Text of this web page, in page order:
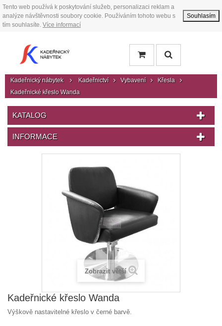
Tento web používá k poskytování služeb, personalizaci reklam a
analýze návštěvnosti soubory cookie. Používáním tohoto webu s
tím souhlasíte. Více informací
Souhlasím
Kadeřnický nábytek Kadeřnictví Vybavení
Křesla
Kadeřnické křeslo Wanda
KATALOG
INFORMACE
Zobrazit větší
Kadeřnické křeslo Wanda
Výškově nastavitelné křeslo v černé barvě.